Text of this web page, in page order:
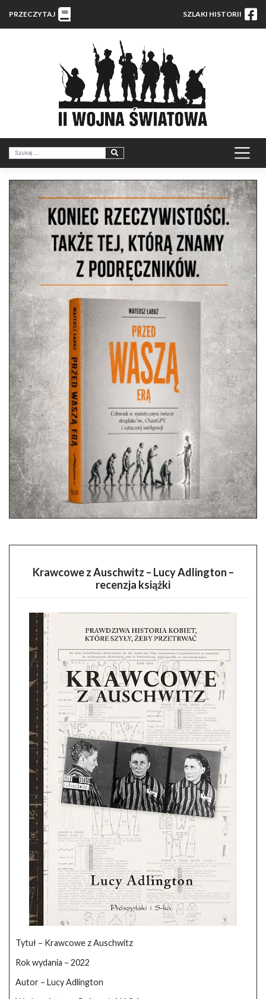
PRZECZYTAJ SZLAKI HISTORII
Krawcowe z Auschwitz – Lucy Adlington –
recenzja książki
Tytuł – Krawcowe z Auschwitz
Rok wydania – 2022
Autor – Lucy Adlington